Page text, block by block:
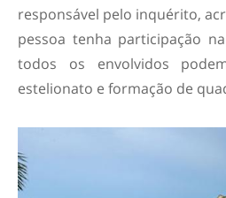
responsável pelo inquérito,
pessoa tenha participação
todos os envolvidos
estelionato e formação de